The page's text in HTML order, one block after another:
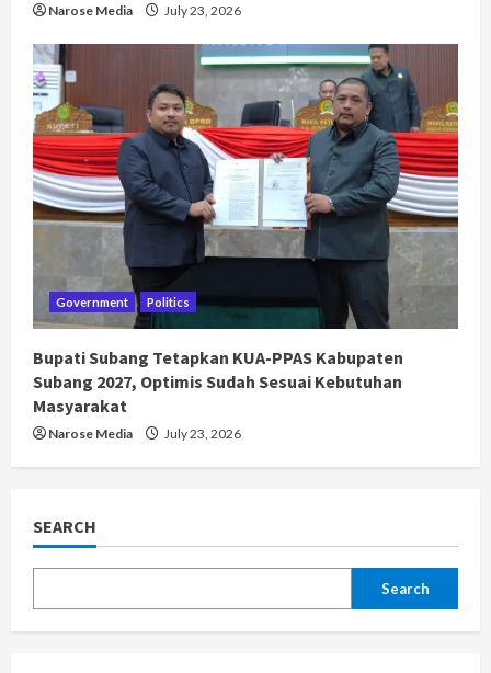
Narose Media July 23, 2026
Government Politics
Bupati Subang Tetapkan KUA-PPAS Kabupaten
Subang 2027, Optimis Sudah Sesuai Kebutuhan
Masyarakat
Narose Media July 23, 2026
SEARCH
Search